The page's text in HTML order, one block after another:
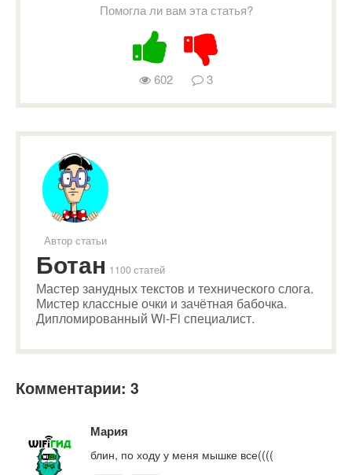
Помогла ли вам эта статья?
602 3
Автор статьи
Ботан 1100 статей
Мастер занудных текстов и технического слога.
Мистер классные очки и зачётная бабочка.
Дипломированный Wi-Fi специалист.
Комментарии: 3
Мария
блин, по ходу у меня мышке все((((